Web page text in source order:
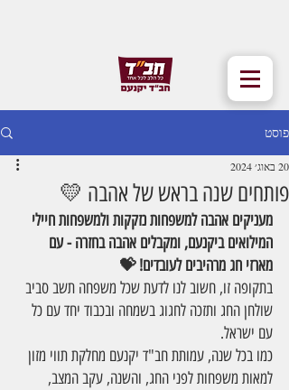
פוסט
פותחים שנה בראש של אהבה 💛
20 באוג׳ 2024
מעניקים אהבה למשפחות נזקקות ולמשפחות חיילי
המילואים ביקנעם, ומקבלים אהבה בחזרה - עם
מארזי חג מרהיבים לעובדים! 💝
בתקופה זו, חשוב לנו לדעת שכל משפחה תשב סביב
שולחן החג ותזכה לחגוג בשמחה ובכבוד יחד עם כל
עם ישראל.
כמו בכל שנה, עמותת חב"ד יקנעם מחלקת תווי מזון
למאות משפחות לפני החג, והשנה, עקב המצב,